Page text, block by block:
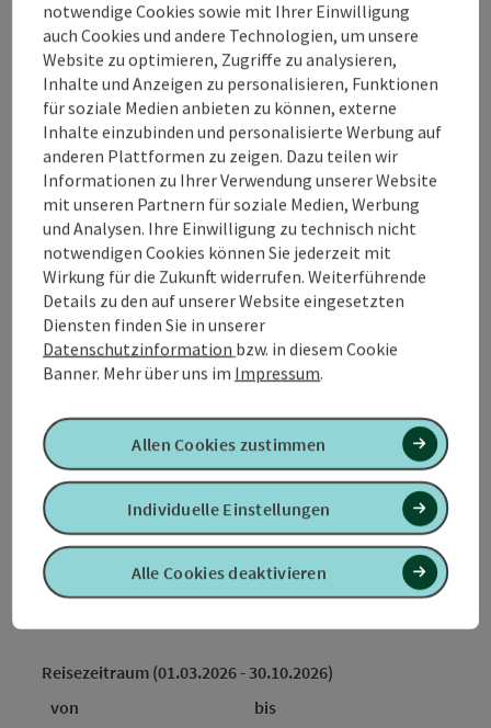
des Vitalwelt-Radwegenetzes (bei Reservierung
von Mo. – Fr.), E-Bike Verleih zum Sonderpreis
Vitalwelt-Gästekartemit zahlreichen
Ermäßigungen (z.B. 50 % auf fast alle
Veranstaltungen des Musiksommers Bad
Schallerbach)
Verpflegung
Frühstück
Reiseablauf
buchbar von April bis Oktober
Preise zzgl. Tourismusabgabe.
Verlängerung möglich.
Kein Einzelzimmerzuschlag!
Mögliche Anreisetermine
Montag, Dienstag und Mittwoch
Buchen / Anfrage
ab Preis
€ 118,00 pro Person
Reisezeitraum (01.03.2026 - 30.10.2026)
von
bis
notwendige Cookies sowie mit Ihrer Einwilligung
auch Cookies und andere Technologien, um unsere
Website zu optimieren, Zugriffe zu analysieren,
Inhalte und Anzeigen zu personalisieren, Funktionen
für soziale Medien anbieten zu können, externe
Inhalte einzubinden und personalisierte Werbung auf
anderen Plattformen zu zeigen. Dazu teilen wir
Informationen zu Ihrer Verwendung unserer Website
mit unseren Partnern für soziale Medien, Werbung
und Analysen. Ihre Einwilligung zu technisch nicht
notwendigen Cookies können Sie jederzeit mit
Wirkung für die Zukunft widerrufen. Weiterführende
Details zu den auf unserer Website eingesetzten
Diensten finden Sie in unserer
Datenschutzinformation bzw. in diesem Cookie
Banner. Mehr über uns im Impressum.
Alle Cookies deaktivieren
Individuelle Einstellungen
Allen Cookies zustimmen